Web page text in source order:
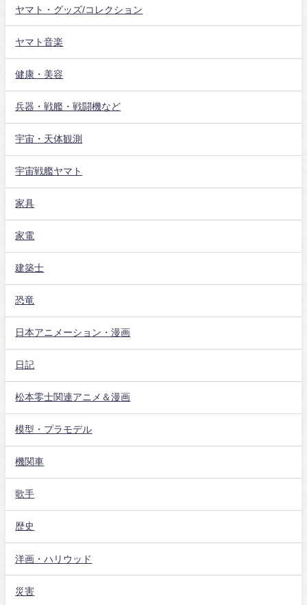
ヤマト・グッズ/コレクション
ヤマト音楽
健康・美容
兵器・戦艦・戦闘機など
宇宙・天体観測
宇宙戦艦ヤマト
家具
家電
建築士
恐竜
日本アニメーション・漫画
日記
松本零士関連アニメ＆漫画
模型・プラモデル
機関車
歌手
歴史
洋画・ハリウッド
災害